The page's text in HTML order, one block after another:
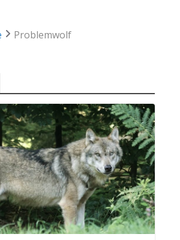
Problemwolf